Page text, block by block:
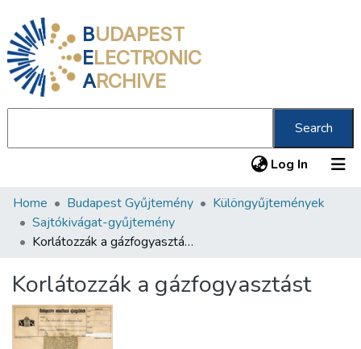
BUDAPEST
ELECTRONIC
ARCHIVE
Search
Log In (current)
Communities & Collections
All of DSpace
About us
Home Budapest Gyűjtemény
Különgyűjtemények
Sajtókivágat-gyűjtemény
Korlátozzák a gázfogyasztást
Korlátozzák a gázfogyasztást